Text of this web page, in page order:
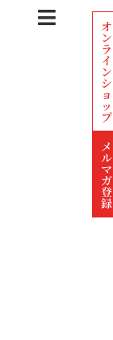
オ
ン
ラ
イ
ン
シ
ョ
ッ
プ
メ
ル
マ
ガ
登
録